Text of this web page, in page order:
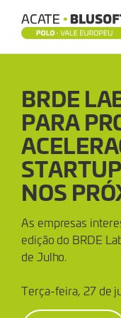
LABS:
PARA
DE
BRDE
PARA
NOS
As empresas
edição do BRDE
de Julho.
Terça-feira, 27 de